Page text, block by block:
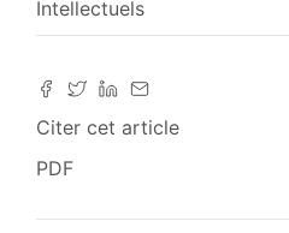
Intellectuels
Citer cet article
PDF